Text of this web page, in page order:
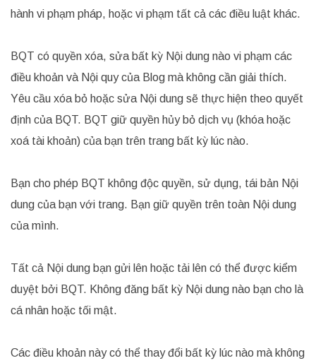
hành vi phạm pháp, hoặc vi phạm tất cả các điều luật khác.
BQT có quyền xóa, sửa bất kỳ Nội dung nào vi phạm các
điều khoản và Nội quy của Blog mà không cần giải thích.
Yêu cầu xóa bỏ hoặc sửa Nội dung sẽ thực hiện theo quyết
định của BQT. BQT giữ quyền hủy bỏ dịch vụ (khóa hoặc
xoá tài khoản) của bạn trên trang bất kỳ lúc nào.
Bạn cho phép BQT không độc quyền, sử dụng, tái bản Nội
dung của bạn với trang. Bạn giữ quyền trên toàn Nội dung
của mình.
Tất cả Nội dung bạn gửi lên hoặc tải lên có thể được kiểm
duyệt bởi BQT. Không đăng bất kỳ Nội dung nào bạn cho là
cá nhân hoặc tối mật.
Các điều khoản này có thể thay đổi bất kỳ lúc nào mà không